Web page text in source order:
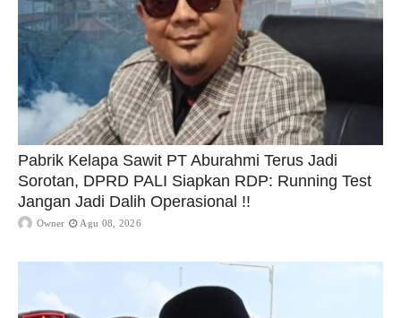
Pabrik Kelapa Sawit PT Aburahmi Terus Jadi
Sorotan, DPRD PALI Siapkan RDP: Running Test
Jangan Jadi Dalih Operasional !!
Owner Agu 08, 2026